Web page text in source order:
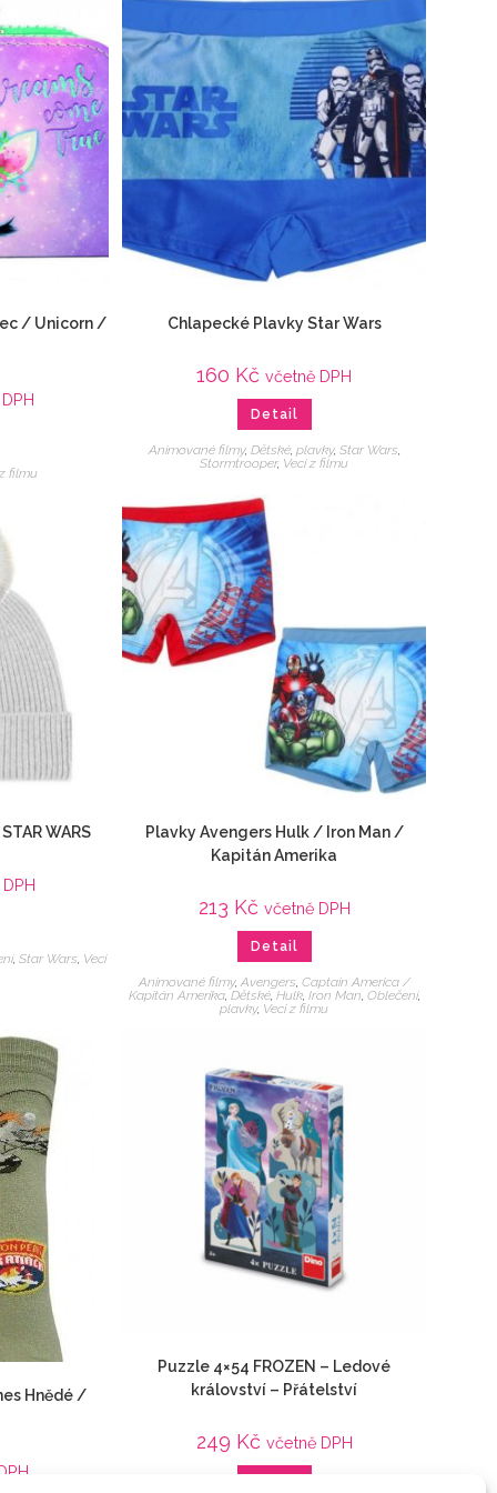
/ Unicorn /
filmu
Chlapecké Plavky Star Wars
160 Kč včetně DPH
Detail
Animované filmy, Dětské, plavky, Star Wars,
Stormtrooper, Veci z filmu
WARS
, Star Wars Veci
Plavky Avengers Hulk / Iron Man /
Kapitán Amerika
213 Kč včetně DPH
Detail
Animované filmy, Avengers Captain America /
Kapitán Amerika, Dětské, Hulk, Iron Man Oblečení,
plavky, Veci z filmu
Hnědé /
Puzzle 4×54 FROZEN – Ledové
království – Přátelství
249 Kč včetně DPH